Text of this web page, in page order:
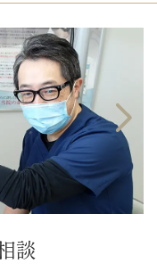
談